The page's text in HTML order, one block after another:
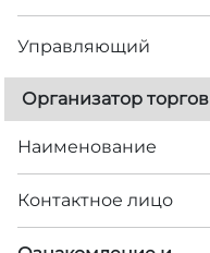
Управляющий
Организатор торгов
Наименование
Контактное лицо